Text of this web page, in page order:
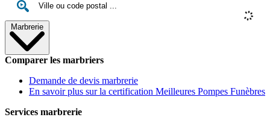
Marbrerie
Comparer les marbriers
Demande de devis marbrerie
En savoir plus sur la certification Meilleures Pompes Funèbres
Services marbrerie